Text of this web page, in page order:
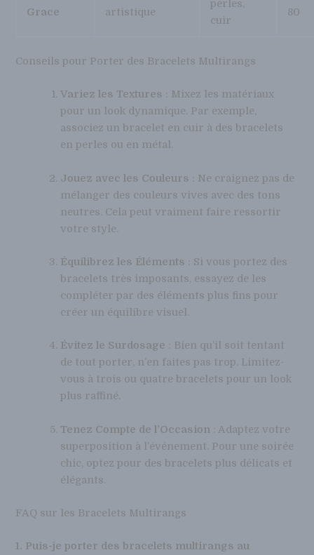
Grace
artistique
perles,
cuir
80
Conseils pour Porter des Bracelets Multirangs
Variez les Textures : Mixez les matériaux
pour un look dynamique. Par exemple,
associez un bracelet en cuir à des bracelets
en perles ou en métal.
Jouez avec les Couleurs : Ne craignez pas de
mélanger des couleurs vives avec des tons
neutres. Cela peut vraiment faire ressortir
votre style.
Équilibrez les Éléments : Si vous portez des
bracelets très imposants, essayez de les
compléter par des éléments plus fins pour
créer un équilibre visuel.
Évitez le Surdosage : Bien qu’il soit tentant
de tout porter, n’en faites pas trop. Limitez-
vous à trois ou quatre bracelets pour un look
plus raffiné.
Tenez Compte de l’Occasion : Adaptez votre
superposition à l’événement. Pour une soirée
chic, optez pour des bracelets plus délicats et
élégants.
FAQ sur les Bracelets Multirangs
1. Puis-je porter des bracelets multirangs au